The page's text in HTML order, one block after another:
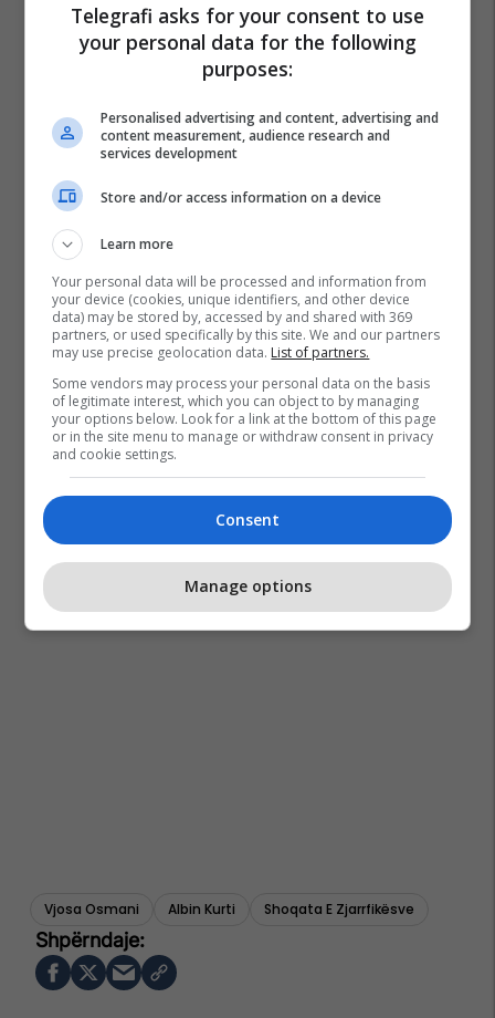
Vjosa Osmani Albin Kurti Shoqata E Zjarrfikësve
Telegrafi asks for your consent to use
your personal data for the following
purposes:
Personalised advertising and content, advertising and
content measurement, audience research and
services development
Store and/or access information on a device
Learn more
Your personal data will be processed and information from
your device (cookies, unique identifiers, and other device
data) may be stored by, accessed by and shared with 369
partners, or used specifically by this site. We and our partners
may use precise geolocation data. List of partners.
Some vendors may process your personal data on the basis
of legitimate interest, which you can object to by managing
your options below. Look for a link at the bottom of this page
or in the site menu to manage or withdraw consent in privacy
and cookie settings.
Consent
Manage options